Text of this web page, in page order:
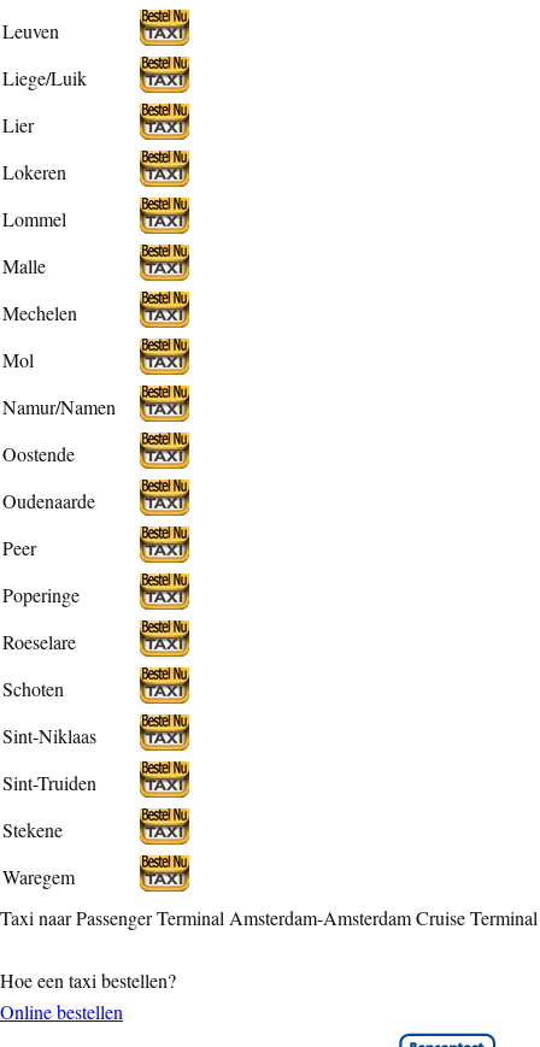
Leuven
Liege/Luik
Lier
Lokeren
Lommel
Malle
Mechelen
Mol
Namur/Namen
Oostende
Oudenaarde
Peer
Poperinge
Roeselare
Schoten
Sint-Niklaas
Sint-Truiden
Stekene
Waregem
Taxi naar Passenger Terminal Amsterdam-Amsterdam Cruise Terminal
Hoe een taxi bestellen?
Online bestellen